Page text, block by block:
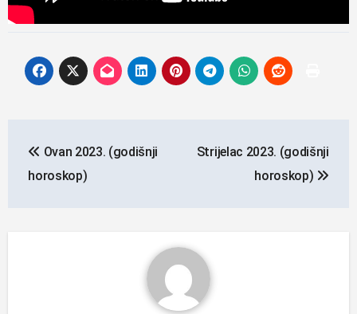
objava
Ovan 2023. (godišnji
horoskop)
Strijelac 2023. (godišnji
horoskop)